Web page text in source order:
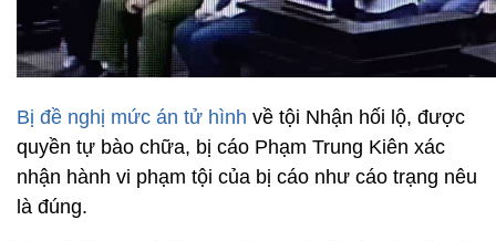
Bị đề nghị mức án tử hình về tội Nhận hối lộ, được
quyền tự bào chữa, bị cáo Phạm Trung Kiên xác
nhận hành vi phạm tội của bị cáo như cáo trạng nêu
là đúng.